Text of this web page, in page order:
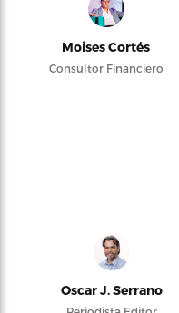
Moises Cortés
Consultor Financiero
Oscar J. Serrano